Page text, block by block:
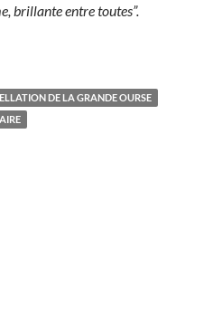
brillante entre toutes”.
du Bouvier, un cerf-volant au zénith
DE LA GRANDE OURSE